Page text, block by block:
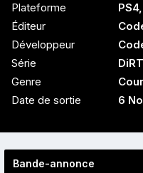
Plateforme PS4,
Éditeur
Développeur
Série
DiRT
Genre
Date de sortie
6
Bande-annonce